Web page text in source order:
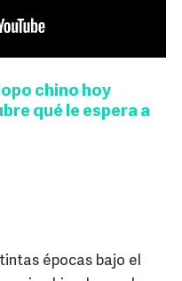
chino hoy
qué le espera a
épocas bajo el